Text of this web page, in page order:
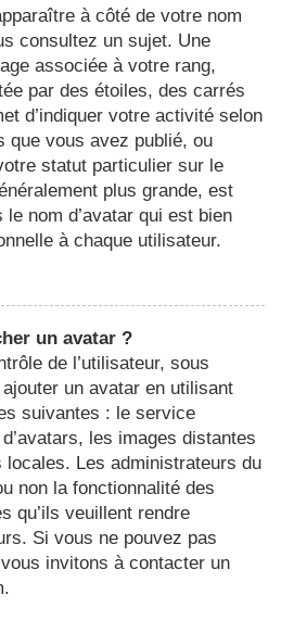
à côté de votre nom
consultez un sujet. Une
associée à votre rang,
par des étoiles, des carrés
d’indiquer votre activité selon
que vous avez publié, ou
statut particulier sur le
plus grande, est
nom d’avatar qui est bien
à chaque utilisateur.
un avatar ?
de l’utilisateur, sous
un avatar en utilisant
suivantes : le service
les images distantes
locales. Les administrateurs du
non la fonctionnalité des
qu’ils veuillent rendre
Si vous ne pouvez pas
invitons à contacter un